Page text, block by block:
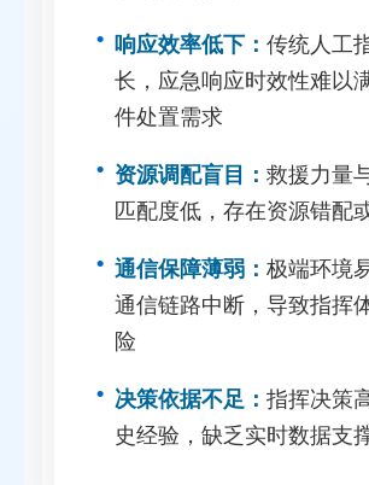
响应效率低下： 传统人工
长，应急响应时效性难以
件处置需求
资源调配盲目： 救援力量
匹配度低，存在资源错配
通信保障薄弱： 极端环境
通信链路中断，导致指挥
险
决策依据不足： 指挥决策
史经验，缺乏实时数据支